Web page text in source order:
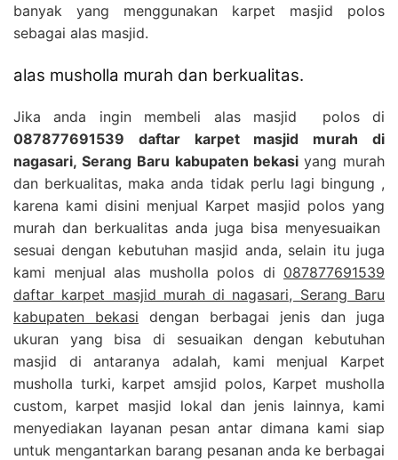
banyak yang menggunakan karpet masjid polos
sebagai alas masjid.
alas musholla murah dan berkualitas.
Jika anda ingin membeli alas masjid polos di
087877691539 daftar karpet masjid murah di
nagasari, Serang Baru kabupaten bekasiyang murah
dan berkualitas, maka anda tidak perlu lagi bingung ,
karena kami disini menjual Karpet masjid polos yang
murah dan berkualitas anda juga bisa menyesuaikan
sesuai dengan kebutuhan masjid anda, selain itu juga
kami menjual alas musholla polos di 087877691539
daftar karpet masjid murah di nagasari, Serang Baru
kabupaten bekasi dengan berbagai jenis dan juga
ukuran yang bisa di sesuaikan dengan kebutuhan
masjid di antaranya adalah, kami menjual Karpet
musholla turki, karpet amsjid polos, Karpet musholla
custom, karpet masjid lokal dan jenis lainnya, kami
menyediakan layanan pesan antar dimana kami siap
untuk mengantarkan barang pesanan anda ke berbagai